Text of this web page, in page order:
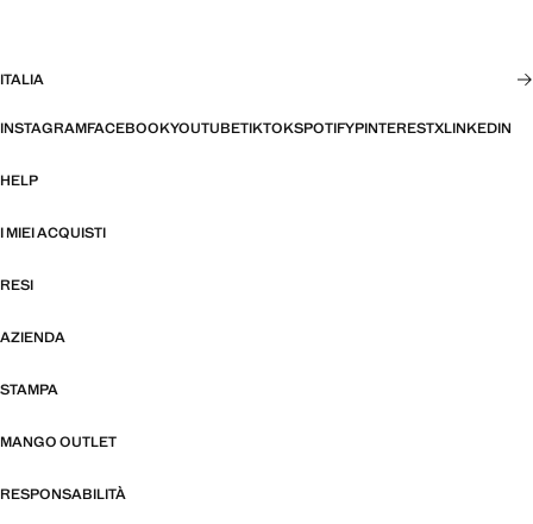
ITALIA
INSTAGRAMFACEBOOKYOUTUBETIKTOKSPOTIFYPINTERESTXLINKEDIN
HELP
I MIEI ACQUISTI
RESI
AZIENDA
STAMPA
MANGO OUTLET
RESPONSABILITÀ